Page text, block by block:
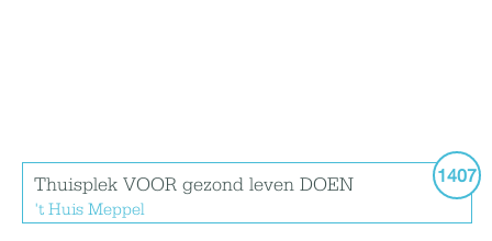
1407
Thuisplek VOOR gezond leven DOEN
't Huis Meppel